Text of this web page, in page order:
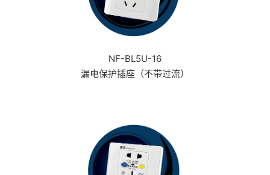
NF-BL5U-16
漏电保护插座（不带过流）